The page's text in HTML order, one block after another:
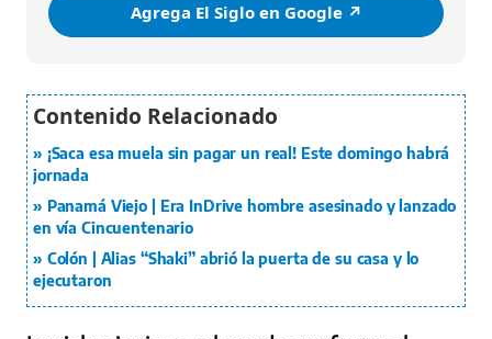
Agrega El Siglo en Google ↗️
¡Saca esa muela sin pagar un real! Este domingo habrá
jornada
Panamá Viejo | Era InDrive hombre asesinado y lanzado
en vía Cincuentenario
Colón | Alias “Shaki” abrió la puerta de su casa y lo
ejecutaron